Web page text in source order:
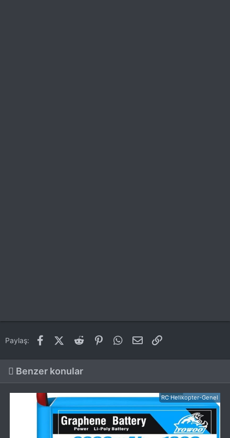
Paylaş: FacebookX (Twitter)
Reddit PinterestWhatsApp
E-posta
Benzer konular
RC Helikopter-Genel